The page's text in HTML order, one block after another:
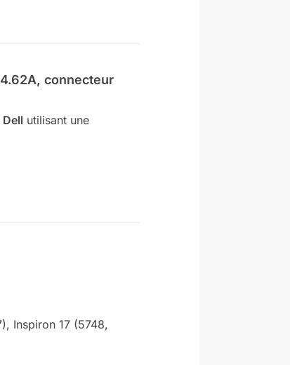
connecteur
utilisant une
Inspiron 17 (5748,